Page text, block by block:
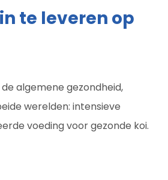
te leveren op
algemene gezondheid,
werelden: intensieve
voeding voor gezonde koi.